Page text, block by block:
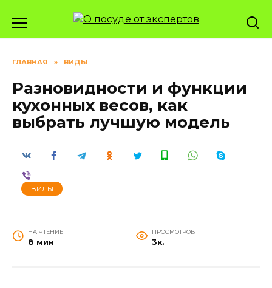
содержанию
ГЛАВНАЯ » ВИДЫ
Разновидности и функции
кухонных весов, как
выбрать лучшую модель
ВИДЫ
НА ЧТЕНИЕ
8 мин
ПРОСМОТРОВ
3к.